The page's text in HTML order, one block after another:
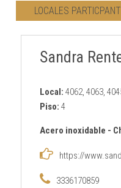
LOCALES
Sandra
Local: 4062, 4063,
Piso: 4
Acero inoxidable -
https://
3336170859